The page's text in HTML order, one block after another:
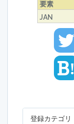
要素
JAN
!
登録カテゴリ